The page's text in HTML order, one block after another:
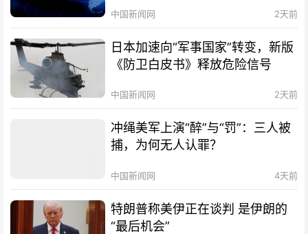
中国新闻网 2天前
日本加速向“军事国家”转变，新版
《防卫白皮书》释放危险信号
中国新闻网 2天前
冲绳美军上演“醉”与“罚”：三人被
捕，为何无人认罪？
中国新闻网 4天前
特朗普称美伊正在谈判 是伊朗的
“最后机会”